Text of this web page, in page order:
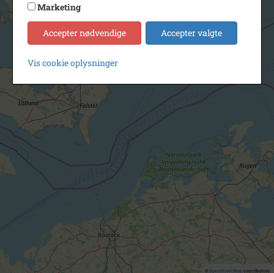
© OpenStreetMapcontributors.
Marketing
Accepter nødvendige Accepter valgte
Vis cookie oplysninger